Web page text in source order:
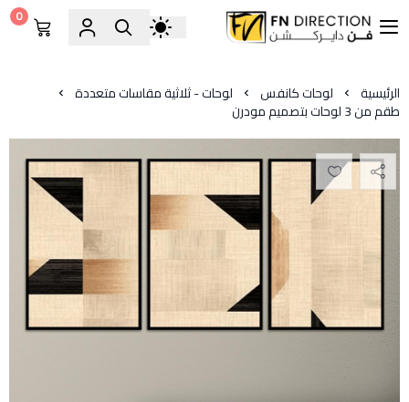
فن دايركشن
0
الرئيسية لوحات كانفس لوحات - ثلاثية مقاسات متعددة
طقم من 3 لوحات بتصميم مودرن